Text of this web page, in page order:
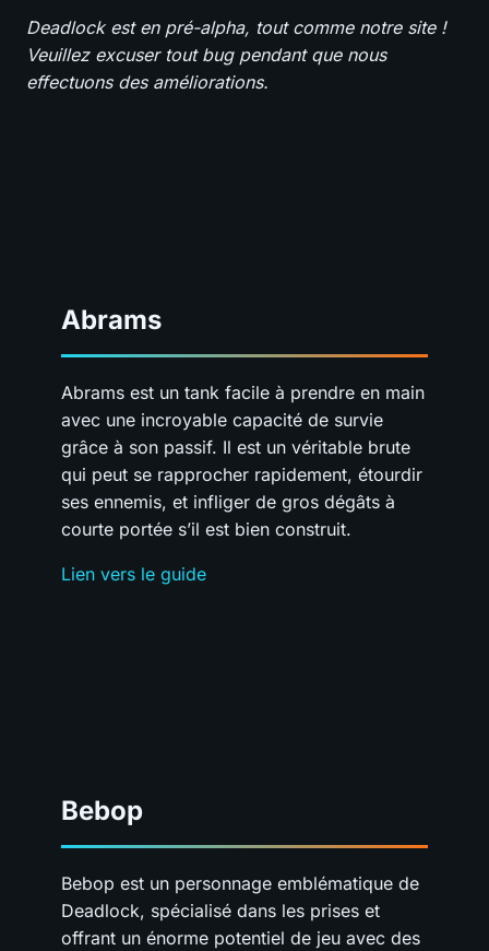
Deadlock est en pré-alpha, tout comme notre site !
Veuillez excuser tout bug pendant que nous
effectuons des améliorations.
Abrams
Abrams est un tank facile à prendre en main
avec une incroyable capacité de survie
grâce à son passif. Il est un véritable brute
qui peut se rapprocher rapidement, étourdir
ses ennemis, et infliger de gros dégâts à
courte portée s’il est bien construit.
Lien vers le guide
Bebop
Bebop est un personnage emblématique de
Deadlock, spécialisé dans les prises et
offrant un énorme potentiel de jeu avec des